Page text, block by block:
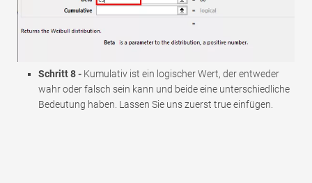
Schritt 8 - Kumulativ ist ein logischer Wert, der entweder
wahr oder falsch sein kann und beide eine unterschiedliche
Bedeutung haben. Lassen Sie uns zuerst true einfügen.